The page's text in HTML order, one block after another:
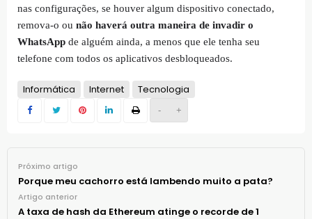
- +
nas configurações, se houver algum dispositivo conectado,
remova-o ou não haverá outra maneira de invadir o
WhatsApp de alguém ainda, a menos que ele tenha seu
telefone com todos os aplicativos desbloqueados.
Informática Internet Tecnologia
Próximo artigo
Porque meu cachorro está lambendo muito a pata?
Artigo anterior
A taxa de hash da Ethereum atinge o recorde de 1